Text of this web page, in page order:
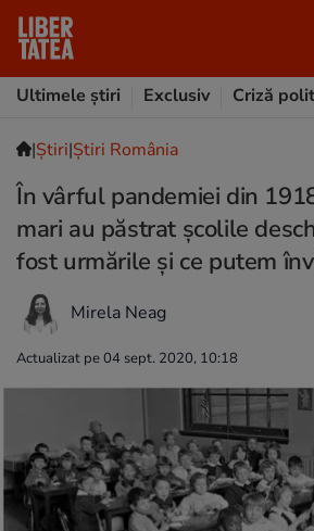
Ultimele știri
Exclusiv Criză
|Ştiri|Știri România
În vârful pandemiei din
mari au păstrat școlile
fost urmările și ce putem
Mirela Neag
Actualizat pe 04 sept. 2020, 10:18